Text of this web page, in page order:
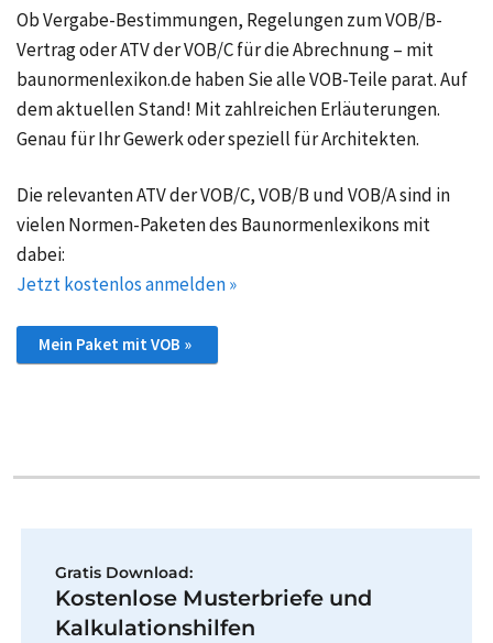
Ob Vergabe-Bestimmungen, Regelungen zum VOB/B-
Vertrag oder ATV der VOB/C für die Abrechnung – mit
baunormenlexikon.de haben Sie alle VOB-Teile parat. Auf
dem aktuellen Stand! Mit zahlreichen Erläuterungen.
Genau für Ihr Gewerk oder speziell für Architekten.
Die relevanten ATV der VOB/C, VOB/B und VOB/A sind in
vielen Normen-Paketen des Baunormenlexikons mit
dabei:
Jetzt kostenlos anmelden »
Mein Paket mit VOB »
Gratis Download:
Kostenlose Musterbriefe und
Kalkulationshilfen